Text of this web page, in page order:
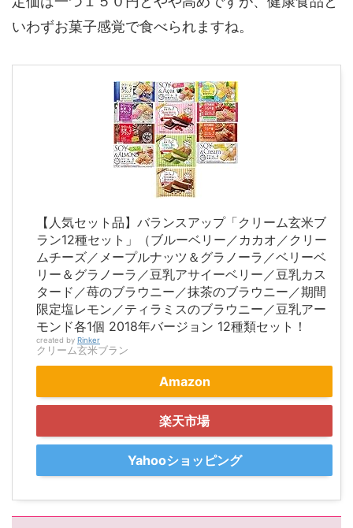
いわずお菓子感覚で食べられますね。
【人気セット品】バランスアップ「クリーム玄米ブ
ラン12種セット」（ブルーベリー／カカオ／クリー
ムチーズ／メープルナッツ＆グラノーラ／ベリーベ
リー＆グラノーラ／豆乳アサイーベリー／豆乳カス
タード／苺のブラウニー／抹茶のブラウニー／期間
限定塩レモン／ティラミスのブラウニー／豆乳アー
モンド各1個 2018年バージョン 12種類セット！
created by Rinker
クリーム玄米ブラン
Amazon
楽天市場
Yahooショッピング